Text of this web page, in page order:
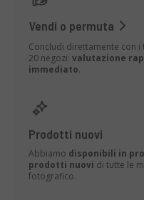
Vendi o permuta
Concludi direttamente con
20 negozi: valutazione
immediato.
Prodotti nuovi
Abbiamo disponibili in
prodotti nuovi di tutte le
fotografico.